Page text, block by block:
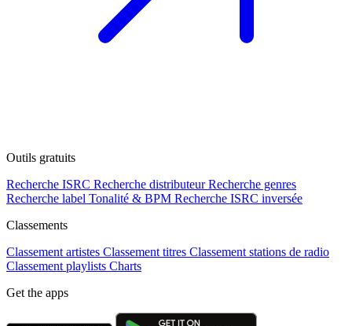
Outils gratuits
Recherche ISRC Recherche distributeur Recherche genres
Recherche label Tonalité & BPM Recherche ISRC inversée
Classements
Classement artistes Classement titres Classement stations de radio
Classement playlists Charts
Get the apps